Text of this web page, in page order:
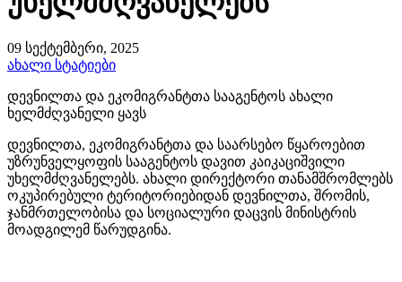
09 სექტემბერი, 2025
ახალი სტატიები
დევნილთა და ეკომიგრანტთა სააგენტოს ახალი
ხელმძღვანელი ყავს
დევნილთა, ეკომიგრანტთა და საარსებო წყაროებით
უზრუნველყოფის სააგენტოს დავით კაიკაციშვილი
უხელმძღვანელებს. ახალი დირექტორი თანამშრომლებს
ოკუპირებული ტერიტორიებიდან დევნილთა, შრომის,
ჯანმრთელობისა და სოციალური დაცვის მინისტრის
მოადგილემ წარუდგინა.